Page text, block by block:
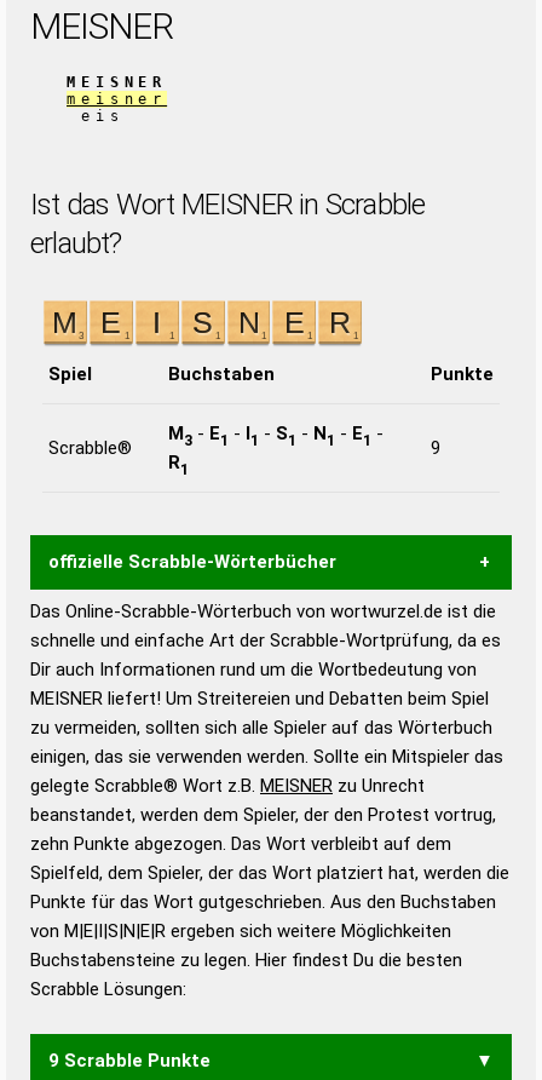
MEISNER
MEISNER
meisner
eis
Ist das Wort MEISNER in Scrabble
erlaubt?
Spiel Buchstaben Punkte
Scrabble®
M3 - E1 - I1 - S1 - N1 - E1 -
R1
9
offizielle Scrabble-Wörterbücher
Wortwurzel liefert mit Hilfe eines semantischen
Wortanalyse-Algorithmus gute Anhaltspunkte zu
Wortbedeutung, Worttrennung und Wortform, um die
Gültigkeit eines Wortes für das Scrabble-Spiel zu
bestimmen!
zugelassene Turnier Scrabble-
Wörterbücher sind:
Duden – Standardwerk in 12 Bänden
Duden – Richtiges und gutes
Deutsch
Duden – Die deutsche Grammatik
Duden – Deutsches
Das Online-Scrabble-Wörterbuch von wortwurzel.de ist die
schnelle und einfache Art der Scrabble-Wortprüfung, da es
Dir auch Informationen rund um die Wortbedeutung von
MEISNER liefert! Um Streitereien und Debatten beim Spiel
zu vermeiden, sollten sich alle Spieler auf das Wörterbuch
einigen, das sie verwenden werden. Sollte ein Mitspieler das
gelegte Scrabble® Wort z.B. MEISNER zu Unrecht
beanstandet, werden dem Spieler, der den Protest vortrug,
zehn Punkte abgezogen. Das Wort verbleibt auf dem
Spielfeld, dem Spieler, der das Wort platziert hat, werden die
Punkte für das Wort gutgeschrieben. Aus den Buchstaben
von M|E|I|S|N|E|R ergeben sich weitere Möglichkeiten
Buchstabensteine zu legen. Hier findest Du die besten
Scrabble Lösungen:
9 Scrabble Punkte